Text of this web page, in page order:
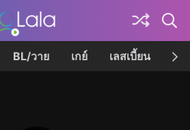
BL/วาย เกย์ เลสเบี้ยน เค